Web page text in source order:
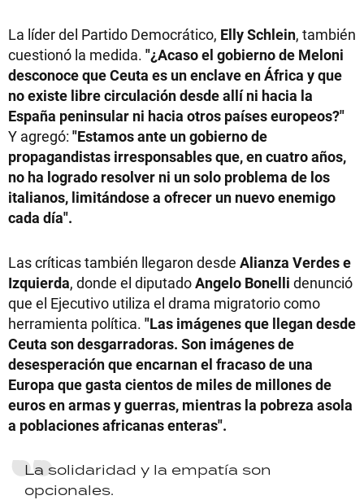
La líder del Partido Democrático, Elly Schlein, también
cuestionó la medida. "¿Acaso el gobierno de Meloni
desconoce que Ceuta es un enclave en África y que
no existe libre circulación desde allí ni hacia la
España peninsular ni hacia otros países europeos?"
Y agregó: "Estamos ante un gobierno de
propagandistas irresponsables que, en cuatro años,
no ha logrado resolver ni un solo problema de los
italianos, limitándose a ofrecer un nuevo enemigo
cada día".
Las críticas también llegaron desde Alianza Verdes e
Izquierda, donde el diputadoAngelo Bonelli denunció
que el Ejecutivo utiliza el drama migratorio como
herramienta política. "Las imágenes que llegan desde
Ceuta son desgarradoras. Son imágenes de
desesperación que encarnan el fracaso de una
Europa que gasta cientos de miles de millones de
euros en armas y guerras, mientras la pobreza asola
a poblaciones africanas enteras".
La solidaridad y la empatía son
opcionales.